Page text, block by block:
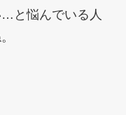
と悩んでいる人